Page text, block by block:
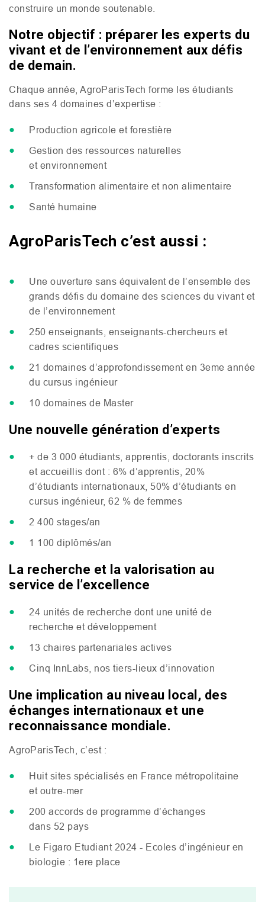
construire un monde soutenable.
Notre objectif : préparer les experts du
vivant et de l’environnement aux défis
de demain.
Chaque année, AgroParisTech forme les étudiants
dans ses 4 domaines d’expertise :
Production agricole et forestière
Gestion des ressources naturelles
et environnement
Transformation alimentaire et non alimentaire
Santé humaine
AgroParisTech c’est aussi :
Une ouverture sans équivalent de l’ensemble des
grands défis du domaine des sciences du vivant et
de l’environnement
250 enseignants, enseignants-chercheurs et
cadres scientifiques
21 domaines d’approfondissement en 3eme année
du cursus ingénieur
10 domaines de Master
Une nouvelle génération d’experts
+ de 3 000 étudiants, apprentis, doctorants inscrits
et accueillis dont : 6% d’apprentis, 20%
d’étudiants internationaux, 50% d’étudiants en
cursus ingénieur, 62 % de femmes
2 400 stages/an
1 100 diplômés/an
La recherche et la valorisation au
service de l’excellence
24 unités de recherche dont une unité de
recherche et développement
13 chaires partenariales actives
Cinq InnLabs, nos tiers-lieux d’innovation
Une implication au niveau local, des
échanges internationaux et une
reconnaissance mondiale.
AgroParisTech, c’est :
Huit sites spécialisés en France métropolitaine
et outre-mer
200 accords de programme d’échanges
dans 52 pays
Le Figaro Etudiant 2024 - Ecoles d’ingénieur en
biologie : 1ere place